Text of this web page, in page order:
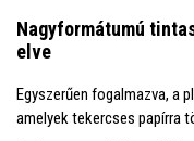
Nagyformátumú
elve
Egyszerűen fogalmazva, a
amelyek tekercses papírra